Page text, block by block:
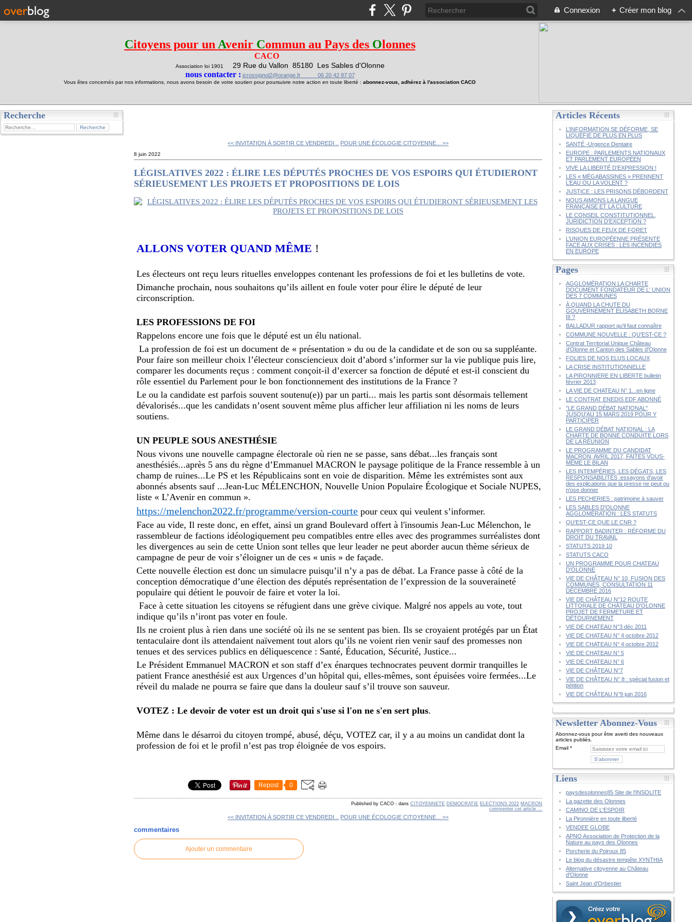
Connexion + Créer mon blog
Citoyens pour un Avenir Commun au Pays des Olonnes
CACO
Association loi 1901 29 Rue du Vallon 85180 Les Sables d'Olonne
nous contacter : jcrossignol2@orange.fr 06 20 42 87 07
Vous êtes concernés par nos informations, nous avons besoin de votre soutien pour poursuivre notre action en toute liberté : abonnez-vous, adhérez à l'association CACO
Recherche
<< INVITATION À SORTIR CE VENDREDI... POUR UNE ÉCOLOGIE CITOYENNE... >>
8 juin 2022
LÉGISLATIVES 2022 : ÉLIRE LES DÉPUTÉS PROCHES DE VOS ESPOIRS QUI ÉTUDIERONT
SÉRIEUSEMENT LES PROJETS ET PROPOSITIONS DE LOIS
ALLONS VOTER QUAND MÊME !
Les électeurs ont reçu leurs rituelles enveloppes contenant les professions de foi et les bulletins de vote.
Dimanche prochain, nous souhaitons qu’ils aillent en foule voter pour élire le député de leur
circonscription.
LES PROFESSIONS DE FOI
Rappelons encore une fois que le député est un élu national.
La profession de foi est un document de « présentation » du ou de la candidate et de son ou sa suppléante.
Pour faire son meilleur choix l’électeur consciencieux doit d’abord s’informer sur la vie publique puis lire,
comparer les documents reçus : comment conçoit-il d’exercer sa fonction de député et est-il conscient du
rôle essentiel du Parlement pour le bon fonctionnement des institutions de la France ?
Le ou la candidate est parfois souvent soutenu(e)) par un parti... mais les partis sont désormais tellement
dévalorisés...que les candidats n’osent souvent même plus afficher leur affiliation ni les noms de leurs
soutiens.
UN PEUPLE SOUS ANESTHÉSIE
Nous vivons une nouvelle campagne électorale où rien ne se passe, sans débat...les français sont
anesthésiés...après 5 ans du règne d’Emmanuel MACRON le paysage politique de la France ressemble à un
champ de ruines...Le PS et les Républicains sont en voie de disparition. Même les extrémistes sont aux
abonnés absents sauf ...Jean-Luc MÉLENCHON, Nouvelle Union Populaire Écologique et Sociale NUPES,
liste « L’Avenir en commun ».
https://melenchon2022.fr/programme/version-courte pour ceux qui veulent s’informer.
Face au vide, Il reste donc, en effet, ainsi un grand Boulevard offert à l'insoumis Jean-Luc Mélenchon, le
rassembleur de factions idéologiquement peu compatibles entre elles avec des programmes surréalistes dont
les divergences au sein de cette Union sont telles que leur leader ne peut aborder aucun thème sérieux de
campagne de peur de voir s’éloigner un de ces « unis » de façade.
Cette nouvelle élection est donc un simulacre puisqu’il n’y a pas de débat. La France passe à côté de la
conception démocratique d’une élection des députés représentation de l’expression de la souveraineté
populaire qui détient le pouvoir de faire et voter la loi.
Face à cette situation les citoyens se réfugient dans une grève civique. Malgré nos appels au vote, tout
indique qu’ils n’iront pas voter en foule.
Ils ne croient plus à rien dans une société où ils ne se sentent pas bien. Ils se croyaient protégés par un État
tentaculaire dont ils attendaient naïvement tout alors qu’ils ne voient rien venir sauf des promesses non
tenues et des services publics en déliquescence : Santé, Éducation, Sécurité, Justice...
Le Président Emmanuel MACRON et son staff d’ex énarques technocrates peuvent dormir tranquilles le
patient France anesthésié est aux Urgences d’un hôpital qui, elles-mêmes, sont épuisées voire fermées...Le
réveil du malade ne pourra se faire que dans la douleur sauf s’il trouve son sauveur.
VOTEZ : Le devoir de voter est un droit qui s'use si l'on ne s'en sert plus.
Même dans le désarroi du citoyen trompé, abusé, déçu, VOTEZ car, il y a au moins un candidat dont la
profession de foi et le profil n’est pas trop éloignée de vos espoirs.
Repost 0
Published by CACO - dansCITOYENNETE DEMOCRATIE ELECTIONS 2022 MACRON
commenter cet article
<< INVITATION À SORTIR CE VENDREDI... POUR UNE ÉCOLOGIE CITOYENNE... >>
commentaires
Ajouter un commentaire
Articles Récents
L’INFORMATION SE DÉFORME, SE
LIQUÉFIE DE PLUS EN PLUS
SANTÉ -Urgence Dentaire
EUROPE : PARLEMENTS NATIONAUX
ET PARLEMENT EUROPÉEN
VIVE LA LIBERTÉ D’EXPRESSION !
LES « MÉGABASSINES » PRENNENT
L’EAU OU LA VOLENT ?
JUSTICE : LES PRISONS DÉBORDENT
NOUS AIMONS LA LANGUE
FRANÇAISE ET LA CULTURE
LE CONSEIL CONSTITUTIONNEL,
JURIDICTION D’EXCEPTION ?
RISQUES DE FEUX DE FORET
L’UNION EUROPÉENNE PRÉSENTE
FACE AUX CRISES : LES INCENDIES
EN EUROPE
Pages
AGGLOMÉRATION LA CHARTE
DOCUMENT FONDATEUR DE L' UNION
DES 7 COMMUNES
À QUAND LA CHUTE DU
GOUVERNEMENT ÉLISABETH BORNE
III ?
BALLADUR rapport qu'il faut connaître
COMMUNE NOUVELLE : QU'EST-CE ?
Contrat Territorial Unique Château
d'Olonne et Canton des Sables d'Olonne
FOLIES DE NOS ELUS LOCAUX
LA CRISE INSTITUTIONNELLE
LA PIRONNIERE EN LIBERTE bulletin
février 2013
LA VIE DE CHATEAU N° 1...en ligne
LE CONTRAT ENEDIS EDF ABONNÉ
"LE GRAND DÉBAT NATIONAL"
JUSQU'AU 15 MARS 2019 POUR Y
PARTICIPER
LE GRAND DÉBAT NATIONAL : LA
CHARTE DE BONNE CONDUITE LORS
DE LA RÉUNION
LE PROGRAMME DU CANDIDAT
MACRON, AVRIL 2017, FAITES VOUS-
MÊME LE BILAN
LES INTEMPÉRIES, LES DÉGATS, LES
RESPONSABILITÉS :essayons d'avoir
des explications que la presse ne peut ou
n'ose donner
LES PECHERIES : patrimoine à sauver
LES SABLES D'OLONNE
AGGLOMÉRATION : LES STATUTS
QU’EST-CE QUE LE CNR ?
RAPPORT BADINTER : RÉFORME DU
DROIT DU TRAVAIL
STATUTS 2019 10
STATUTS CACO
UN PROGRAMME POUR CHATEAU
D'OLONNE
VIE DE CHÂTEAU N° 10, FUSION DES
COMMUNES, CONSULTATION 11
DÉCEMBRE 2016
VIE DE CHÂTEAU N°12 ROUTE
LITTORALE DE CHÂTEAU D'OLONNE
PROJET DE FERMETURE ET
DÉTOURNEMENT
VIE DE CHATEAU N°3 déc 2011
VIE DE CHATEAU N° 4 octobre 2012
VIE DE CHATEAU N° 4 octobre 2012
VIE DE CHATEAU N° 5
VIE DE CHATEAU N° 6
VIE DE CHÂTEAU N°7
VIE DE CHÂTEAU N° 8 : spécial fusion et
pétition
VIE DE CHÂTEAU N°9 juin 2016
Newsletter Abonnez-Vous
Abonnez-vous pour être averti des nouveaux
articles publiés.
Email
Liens
paysdesolonnes85 Site de l'INSOLITE
La gazette des Olonnes
CAMINO DE L'ESPOIR
La Pironnière en toute liberté
VENDEE GLOBE
APNO Association de Protection de la
Nature au pays des Olonnes
Porcherie du Poiroux 85
Le blog du désastre tempête XYNTHIA
Alternative citoyenne au Château
d'Olonne
Saint Jean d'Orbestier